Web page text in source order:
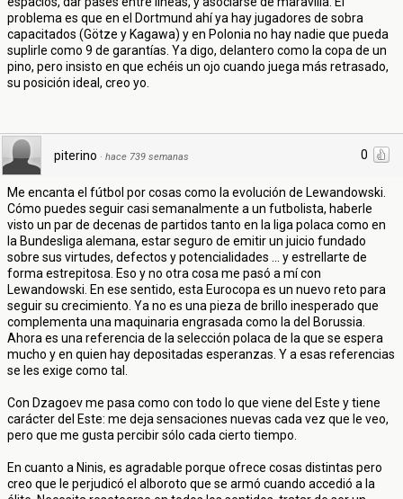
problema es que en el Dortmund ahí ya hay jugadores de sobra
capacitados (Götze y Kagawa) y en Polonia no hay nadie que pueda
suplirle como 9 de garantías. Ya digo, delantero como la copa de un
pino, pero insisto en que echéis un ojo cuando juega más retrasado,
su posición ideal, creo yo.
0
piterino · hace 739 semanas
Me encanta el fútbol por cosas como la evolución de Lewandowski.
Cómo puedes seguir casi semanalmente a un futbolista, haberle
visto un par de decenas de partidos tanto en la liga polaca como en
la Bundesliga alemana, estar seguro de emitir un juicio fundado
sobre sus virtudes, defectos y potencialidades ... y estrellarte de
forma estrepitosa. Eso y no otra cosa me pasó a mí con
Lewandowski. En ese sentido, esta Eurocopa es un nuevo reto para
seguir su crecimiento. Ya no es una pieza de brillo inesperado que
complementa una maquinaria engrasada como la del Borussia.
Ahora es una referencia de la selección polaca de la que se espera
mucho y en quien hay depositadas esperanzas. Y a esas referencias
se les exige como tal.
Con Dzagoev me pasa como con todo lo que viene del Este y tiene
carácter del Este: me deja sensaciones nuevas cada vez que le veo,
pero que me gusta percibir sólo cada cierto tiempo.
En cuanto a Ninis, es agradable porque ofrece cosas distintas pero
creo que le perjudicó el alboroto que se armó cuando accedió a la